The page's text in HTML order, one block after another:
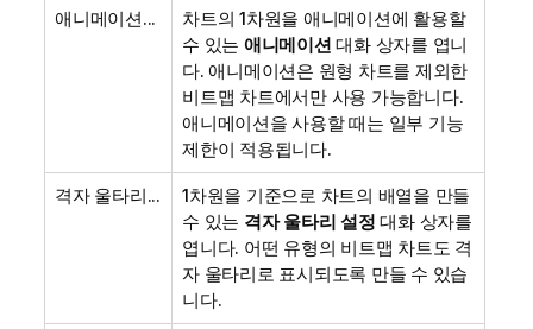
애니메이션...
차트의 1차원을 애니메이션에 활용할
수 있는 애니메이션 대화 상자를 엽니
다. 애니메이션은 원형 차트를 제외한
비트맵 차트에서만 사용 가능합니다.
애니메이션을 사용할 때는 일부 기능
제한이 적용됩니다.
격자 울타리...
1차원을 기준으로 차트의 배열을 만들
수 있는 격자 울타리 설정 대화 상자를
엽니다. 어떤 유형의 비트맵 차트도 격
자 울타리로 표시되도록 만들 수 있습
니다.